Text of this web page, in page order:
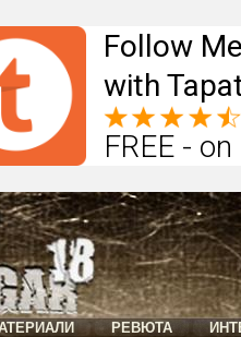
Follow
with
FREE -
РЕВЮТА